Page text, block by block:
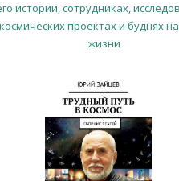
истории, сотрудниках,
космических проектах и буднях
жизни